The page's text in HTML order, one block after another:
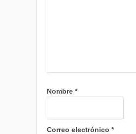
Nombre *
Correo electrónico *